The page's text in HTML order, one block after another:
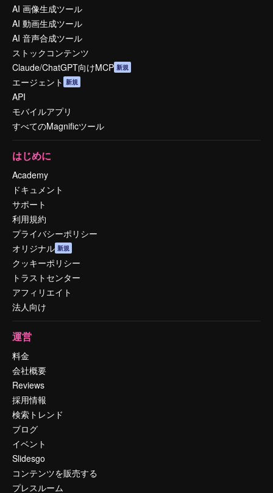
AI 画像生成ツール
AI 動画生成ツール
AI 音声合成ツール
ストックコンテンツ
Claude/ChatGPT向けMCP 新規
エージェント 新規
API
モバイルアプリ
すべてのMagnificツール
はじめに
Academy
ドキュメント
サポート
利用規約
プライバシーポリシー
オリジナル 新規
クッキーポリシー
トラストセンター
アフィリエイト
法人向け
運営
料金
会社概要
Reviews
採用情報
検索トレンド
ブログ
イベント
Slidesgo
コンテンツを販売する
プレスルーム